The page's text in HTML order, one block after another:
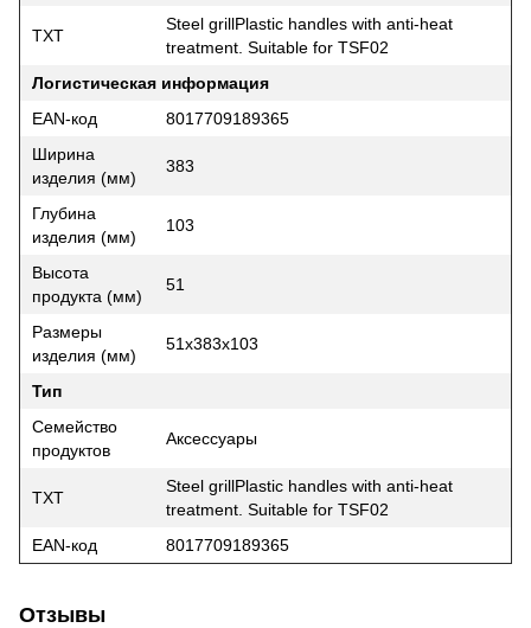
TXT
Steel grillPlastic handles with anti-heat
treatment. Suitable for TSF02
Логистическая информация
EAN-код
8017709189365
Ширина
изделия (мм)
383
Глубина
изделия (мм)
103
Высота
продукта (мм)
51
Размеры
изделия (мм)
51x383x103
Тип
Семейство
продуктов
Аксессуары
TXT
Steel grillPlastic handles with anti-heat
treatment. Suitable for TSF02
EAN-код
8017709189365
Отзывы